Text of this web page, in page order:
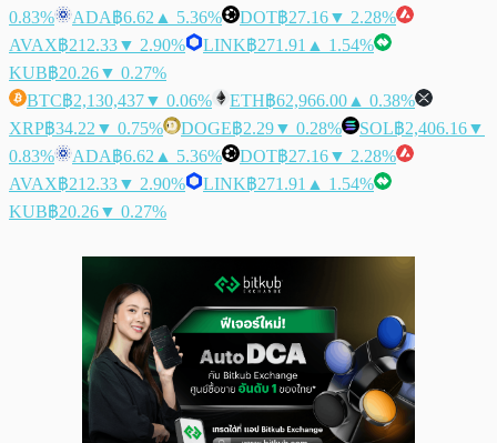
0.83%
ADA฿6.62 ▲ 5.36% DOT฿27.16▼ 2.28%
AVAX฿212.33▼ 2.90% LINK฿271.91 ▲ 1.54%
KUB฿20.26▼ 0.27%
BTC฿2,130,437▼ 0.06% ETH฿62,966.00 ▲ 0.38%
XRP฿34.22 ▼ 0.75% DOGE฿2.29▼ 0.28% SOL฿2,406.16▼
0.83%
ADA฿6.62 ▲ 5.36% DOT฿27.16▼ 2.28%
AVAX฿212.33▼ 2.90% LINK฿271.91 ▲ 1.54%
KUB฿20.26▼ 0.27%